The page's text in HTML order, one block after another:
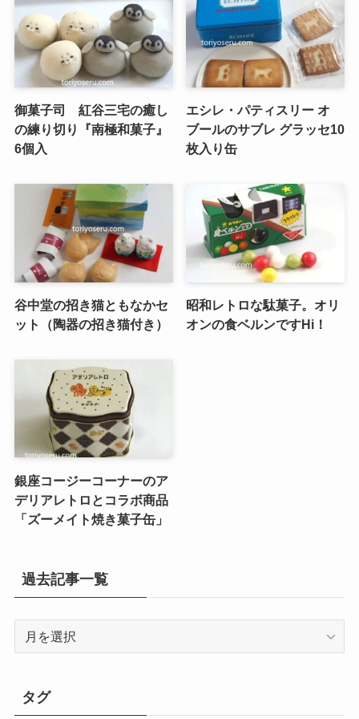
御菓子司 紅谷三宅の癒し
の練り切り『南極和菓子』
6個入
エシレ・パティスリー オ
ブールのサブレ グラッセ10
枚入り缶
谷中堂の招き猫ともなかセ
ット（陶器の招き猫付き）
昭和レトロな駄菓子。オリ
オンの食ベルンですHi！
銀座コージーコーナーのア
デリアレトロとコラボ商品
「ズーメイト焼き菓子缶」
過去記事一覧
一
タグ